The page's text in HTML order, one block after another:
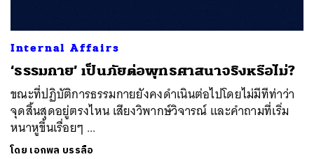
Internal Affairs
‘ธรรมกาย’ เป็นภัยต่อพุทธศาสนาจริงหรือไม่?
ขณะที่ปฏิบัติการธรรมกายยังคงดำเนินต่อไปโดยไม่มีทีท่าว่า
จุดสิ้นสุดอยู่ตรงไหน เสียงวิพากษ์วิจารณ์ และคำถามที่เริ่ม
หนาหูขึ้นเรื่อยๆ ...
โดย เอกพล บรรลือ